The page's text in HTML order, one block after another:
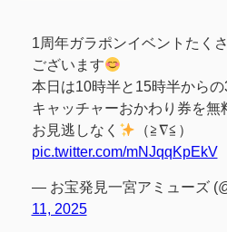
1周年ガラポンイベントたく
ございます
本日は10時半と15時半から
キャッチャーおかわり券を無
お見逃しなく
（≧∇≦）
pic.twitter.com/mNJqqKpEkV
— お宝発見一宮アミューズ
11, 2025